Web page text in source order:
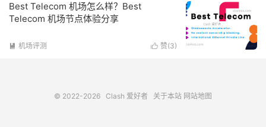
Best Telecom 机场怎么样？Best
Telecom 机场节点体验分享
 赞(3)
 机场评测
© 2022-2026 Clash 爱好者 关于本站 网站地图